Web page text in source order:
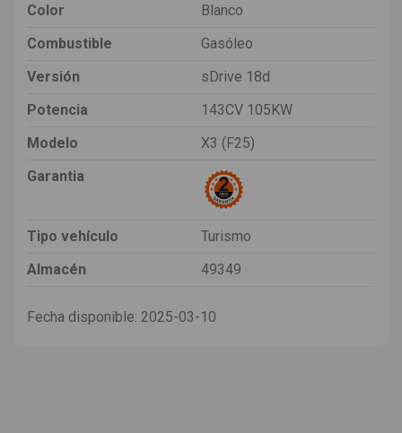
Color
Blanco
Combustible
Gasóleo
Versión
sDrive 18d
Potencia
143CV 105KW
Modelo
X3 (F25)
Garantia
Tipo vehículo
Turismo
Almacén
49349
Fecha disponible: 2025-03-10